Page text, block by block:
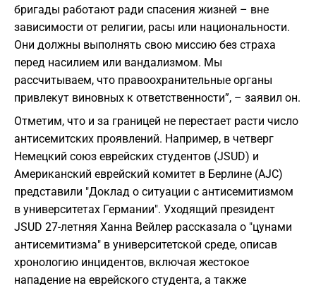
бригады работают ради спасения жизней – вне
зависимости от религии, расы или национальности.
Они должны выполнять свою миссию без страха
перед насилием или вандализмом. Мы
рассчитываем, что правоохранительные органы
привлекут виновных к ответственности”, – заявил он.
Отметим, что и за границей не перестает расти число
антисемитских проявлений. Например, в четверг
Немецкий союз еврейских студентов (JSUD) и
Американский еврейский комитет в Берлине (AJC)
представили "Доклад о ситуации с антисемитизмом
в университетах Германии". Уходящий президент
JSUD 27-летняя Ханна Вейлер рассказала о "цунами
антисемитизма" в университетской среде, описав
хронологию инцидентов, включая жестокое
нападение на еврейского студента, а также